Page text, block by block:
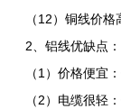
（12）铜线价格高
2、铝线优缺点：
（1）价格便宜：
（2）电缆很轻：